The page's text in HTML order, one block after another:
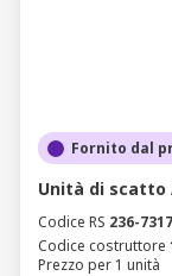
Fornito dal
Unità di scatto
Codice RS 236-7317
Codice costruttore
Prezzo per 1 unità